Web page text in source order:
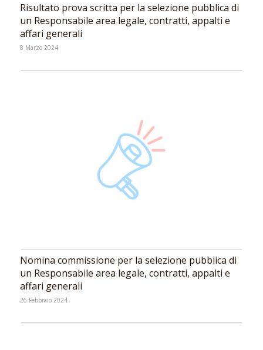
Risultato prova scritta per la selezione pubblica di
un Responsabile area legale, contratti, appalti e
affari generali
8 Marzo 2024
Nomina commissione per la selezione pubblica di
un Responsabile area legale, contratti, appalti e
affari generali
26 Febbraio 2024